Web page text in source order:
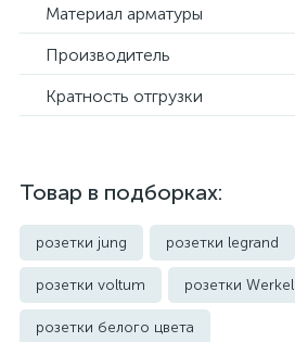
Материал арматуры
Производитель
Кратность отгрузки
Товар в подборках:
розетки jung розетки legrand
розетки voltum розетки Werkel
розетки белого цвета